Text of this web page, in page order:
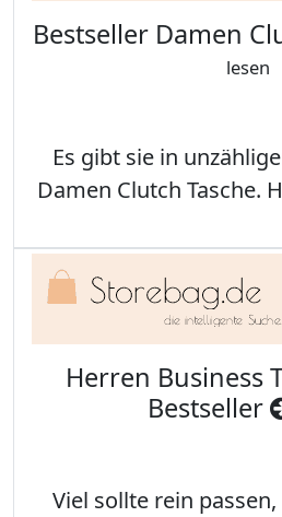
Bestseller Damen
lesen
Es gibt sie in
Damen Clutch Tasche.
Herren Business
Bestseller
Viel sollte rein